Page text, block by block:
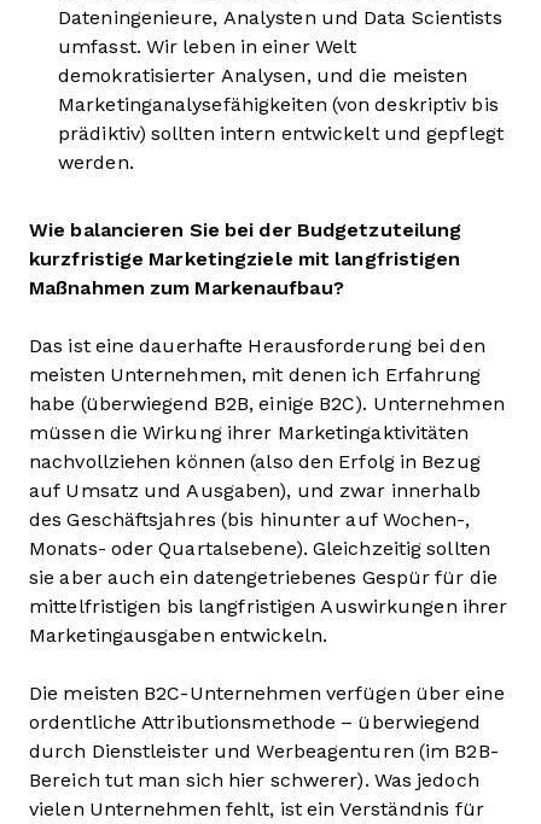
Dateningenieure, Analysten und Data Scientists
umfasst. Wir leben in einer Welt
demokratisierter Analysen, und die meisten
Marketinganalysefähigkeiten (von deskriptiv bis
prädiktiv) sollten intern entwickelt und gepflegt
werden.
Wie balancieren Sie bei der Budgetzuteilung
kurzfristige Marketingziele mit langfristigen
Maßnahmen zum Markenaufbau?
Das ist eine dauerhafte Herausforderung bei den
meisten Unternehmen, mit denen ich Erfahrung
habe (überwiegend B2B, einige B2C). Unternehmen
müssen die Wirkung ihrer Marketingaktivitäten
nachvollziehen können (also den Erfolg in Bezug
auf Umsatz und Ausgaben), und zwar innerhalb
des Geschäftsjahres (bis hinunter auf Wochen-,
Monats- oder Quartalsebene). Gleichzeitig sollten
sie aber auch ein datengetriebenes Gespür für die
mittelfristigen bis langfristigen Auswirkungen ihrer
Marketingausgaben entwickeln.
Die meisten B2C-Unternehmen verfügen über eine
ordentliche Attributionsmethode – überwiegend
durch Dienstleister und Werbeagenturen (im B2B-
Bereich tut man sich hier schwerer). Was jedoch
vielen Unternehmen fehlt, ist ein Verständnis für